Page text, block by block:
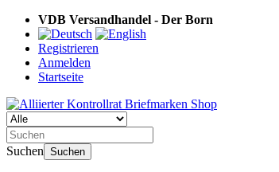
VDB Versandhandel - Der Born
Registrieren
Anmelden
Startseite
Suchen Suchen